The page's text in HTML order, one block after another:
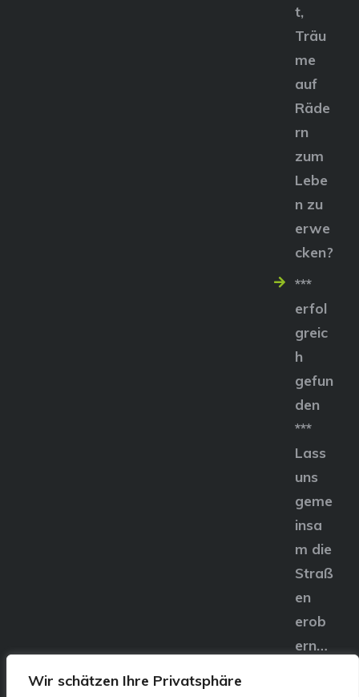
Wir schätzen Ihre Privatsphäre
t,
Träu
me
auf
Räde
rn
zum
Lebe
n zu
erwe
cken?
***
erfol
greic
h
gefun
den
***
Lass
uns
geme
insa
m die
Straß
en
erob
ern…